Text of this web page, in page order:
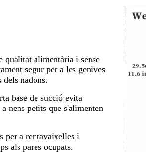
qualitat alimentària i sense
segur per a les genives
dels nadons.
base de succió evita
nens petits que s'alimenten
per a rentavaixelles i
als pares ocupats.